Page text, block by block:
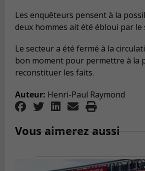
Les enquêteurs pensent à la
deux hommes ait été ébloui par le
Le secteur a été fermé à la
bon moment pour permettre à la
reconstituer les faits.
Auteur: Henri-Paul Raymond
Vous aimerez aussi